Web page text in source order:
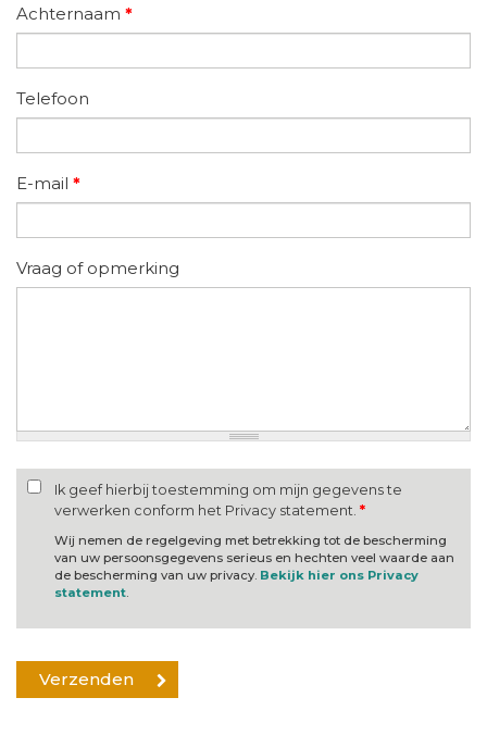
Achternaam *
Telefoon
E-mail *
Vraag of opmerking
Ik geef hierbij toestemming om mijn gegevens te
verwerken conform het Privacy statement. *
Wij nemen de regelgeving met betrekking tot de bescherming
van uw persoonsgegevens serieus en hechten veel waarde aan
de bescherming van uw privacy. Bekijk hier ons Privacy
statement.